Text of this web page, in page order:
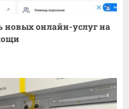
новых онлайн-услуг на